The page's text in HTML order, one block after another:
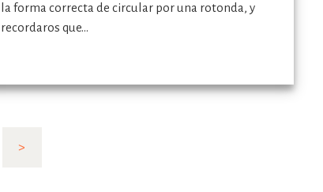
la forma correcta de circular por una rotonda, y
recordaros que…
>